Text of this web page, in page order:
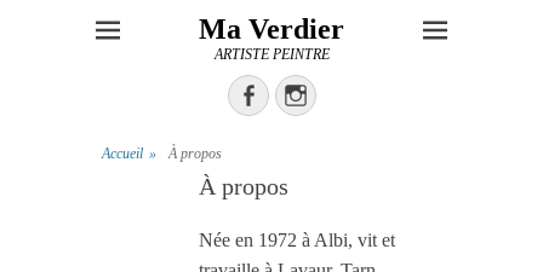
Ma Verdier
ARTISTE PEINTRE
FacebookInstagram
Accueil » À propos
À propos
Née en 1972 à Albi, vit et